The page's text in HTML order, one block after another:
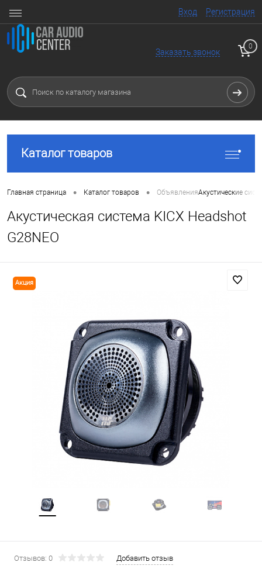
Вход Регистрация
Заказать звонок
0
Каталог товаров
Главная страница • Каталог товаров • ОбъявленияАкустические
Акустическая система KICX Headshot
G28NEO
Акция
Отзывов: 0 Добавить отзыв